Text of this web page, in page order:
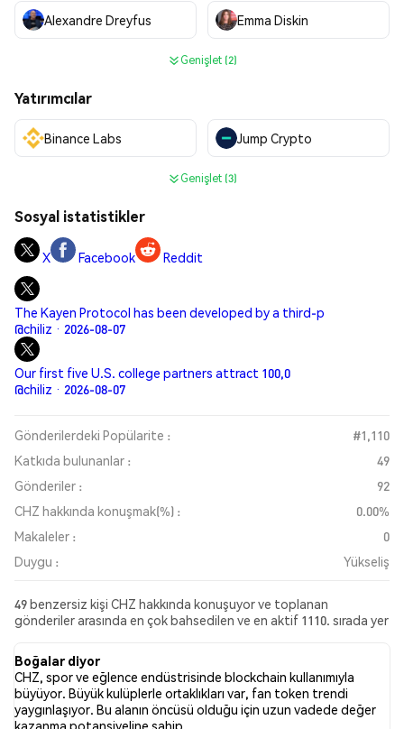
Alexandre Dreyfus Emma Diskin
Genişlet (2)
Yatırımcılar
Binance Labs Jump Crypto
Genişlet (3)
Sosyal istatistikler
X Facebook Reddit
The Kayen Protocol has been developed by a third-p
@chiliz · 2026-08-07
Our first five U.S. college partners attract 100,0
@chiliz · 2026-08-07
Gönderilerdeki Popülarite :
#1,110
Katkıda bulunanlar :
49
Gönderiler :
92
CHZ hakkında konuşmak(%) :
0.00%
Makaleler :
0
Duygu :
Yükseliş
49 benzersiz kişi CHZ hakkında konuşuyor ve toplanan
gönderiler arasında en çok bahsedilen ve en aktif 1110. sırada yer
genel duygu Yükseliş oldu. Son olarak, CHZ hakkında 0 haber
makalesi yayımlandı. Twitter’da, 41.57% oranındaki tweetler
yükseliş (boğa) hissiyatına sahipken, 5.62% oranındaki tweetler
düşüş (ayı) hissiyatına sahipti. 52.81% oranındaki tweetler ise
CHZ hakkında nötr kaldı. Bu duygu analizi 89 tweet’e
Boğalar diyor
CHZ, spor ve eğlence endüstrisinde blockchain kullanımıyla
büyüyor. Büyük kulüplerle ortaklıkları var, fan token trendi
yaygınlaşıyor. Bu alanın öncüsü olduğu için uzun vadede değer
kazanma potansiyeline sahip.